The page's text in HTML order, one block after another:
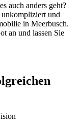
auch anders geht?
und
in Meerbusch.
an und lassen Sie